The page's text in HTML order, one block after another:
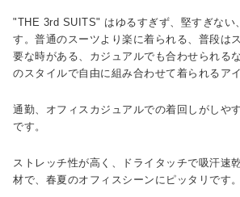
"THE 3rd SUITS" はゆるすぎず、堅すぎない
す。普通のスーツより楽に着られる、普段は
要な時がある、カジュアルでも合わせられる
のスタイルで自由に組み合わせて着られるア
通勤、オフィスカジュアルでの着回しがしや
です。
ストレッチ性が高く、ドライタッチで吸汗速
材で、春夏のオフィスシーンにピッタリです。